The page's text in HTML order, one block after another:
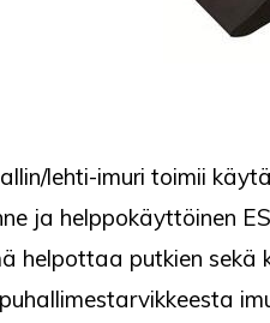
lehti-imuri toimii
ja helppokäyttöinen
helpottaa putkien